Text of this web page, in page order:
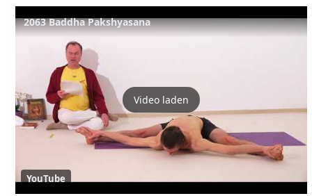
2063 Baddha Pakshyasana
Video laden
YouTube